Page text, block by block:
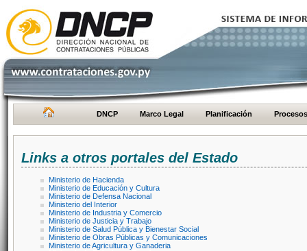
DNCP Marco Legal Planificación Procesos
Links a otros portales del Estado
Ministerio de Hacienda
Ministerio de Educación y Cultura
Ministerio de Defensa Nacional
Ministerio del Interior
Ministerio de Industria y Comercio
Ministerio de Justicia y Trabajo
Ministerio de Salud Pública y Bienestar Social
Ministerio de Obras Públicas y Comunicaciones
Ministerio de Agricultura y Ganaderia